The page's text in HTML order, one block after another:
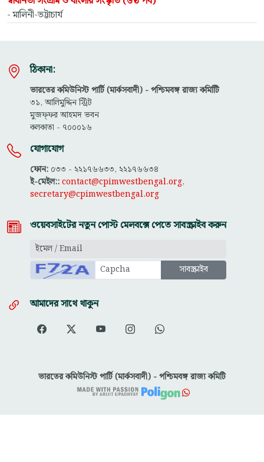
- মালিনী-ভট্টাচার্য
ঠিকানা:
ভারতের কমিউনিস্ট পার্টি (মার্কসবাদী) - পশ্চিমবঙ্গ রাজ্য কমিটিি
৩১, আলিমুদ্দিন স্ট্রিট
মুজফ্ফ‌র আহমদ ভবন
কলকাতা - ৭০০০১৬
যোগাযোগ
ফোন: ০৩৩ - ২২১৭৬৬৩৩, ২২১৭৬৬৩৪
ই-মেইল::contact@cpimwestbengal.org,
secretary@cpimwestbengal.org
ওয়েবসাইটের নতুন পোস্ট মেলবক্সে পেতে সাবস্ক্রাইব করুন
আমাদের সাথে থাকুন
ভারতের কমিউনিস্ট পার্টি (মার্কসবাদী) - পশ্চিমবঙ্গ রাজ্য কমিটি